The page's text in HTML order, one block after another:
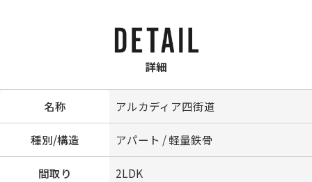
詳細
名称 アルカディア四街道
種別/構造 アパート / 軽量鉄骨
間取り 2LDK